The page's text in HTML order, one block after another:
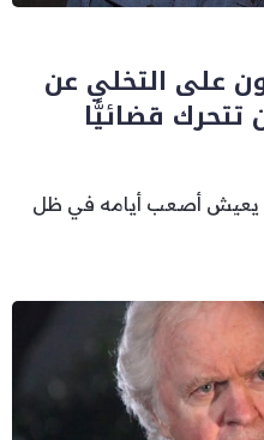
على التخلي عن
تتحرك قضائيًّا
يعيش أصعب أيامه في ظل